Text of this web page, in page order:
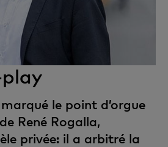
le point d’orgue
René Rogalla,
privée: il a arbitré la